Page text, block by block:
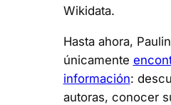
Wikidata.
Hasta ahora,
únicamente
información:
autoras, conocer